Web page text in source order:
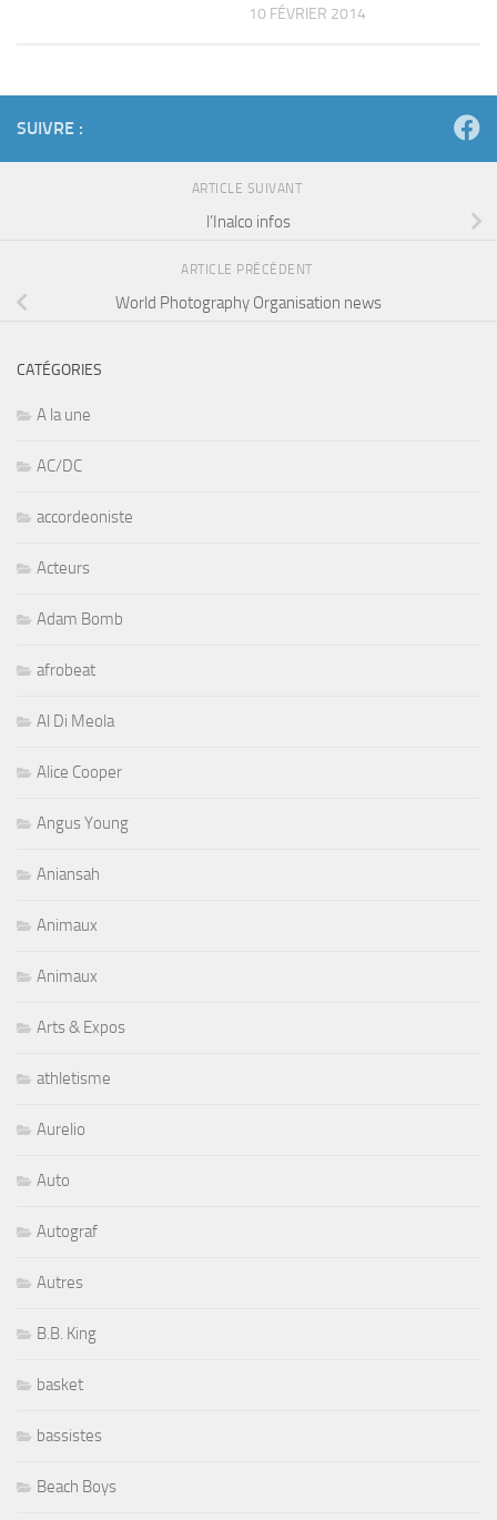
10 FÉVRIER 2014
SUIVRE :
ARTICLE SUIVANT
l’Inalco infos
ARTICLE PRÉCÉDENT
World Photography Organisation news
CATÉGORIES
A la une
AC/DC
accordeoniste
Acteurs
Adam Bomb
afrobeat
Al Di Meola
Alice Cooper
Angus Young
Aniansah
Animaux
Animaux
Arts & Expos
athletisme
Aurelio
Auto
Autograf
Autres
B.B. King
basket
bassistes
Beach Boys